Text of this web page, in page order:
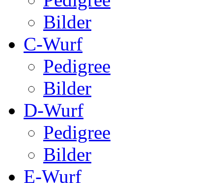
Bilder
C-Wurf
Pedigree
Bilder
D-Wurf
Pedigree
Bilder
E-Wurf